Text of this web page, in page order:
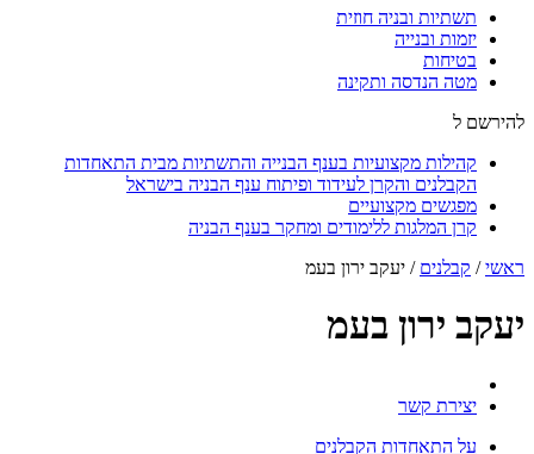
תשתיות ובניה חוזית
יזמות ובנייה
בטיחות
מטה הנדסה ותקינה
להירשם ל
קהילות מקצועיות בענף הבנייה והתשתיות מבית התאחדות
הקבלנים והקרן לעידוד ופיתוח ענף הבניה בישראל
מפגשים מקצועיים
קרן המלגות ללימודים ומחקר בענף הבניה
ראשי/ קבלנים / יעקב ירון בעמ
יעקב ירון בעמ
יצירת קשר
על התאחדות הקבלנים